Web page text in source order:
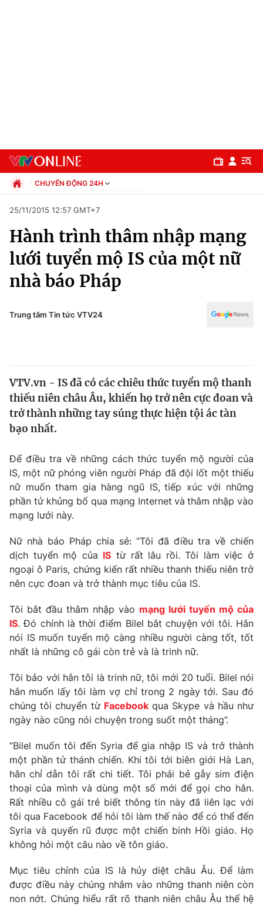
Chuyên mục
Chính trị
Thế giới
Tin tức
Thế giới đó đây
Câu chuyện quốc tế
Kinh tế
Tài chính
Thị trường
Góc doanh nghiệp
Dữ liệu và đời sống
Truyền hình
Hậu trường
Nhân vật
Giải sao mai
Giải trí
Điện ảnh
Âm nhạc
Sao
Đời sống
Làm đẹp
Chất lượng cuộc sống
Giáo dục
Tuyển sinh
Học trực tuyến
Công nghệ
Sản phẩm
Thị trường
Giao lưu trực tuyến
Lịch phát sóng
Chuyên mục khác
Emagazine Podcast
Photo Infographic
Video Shorts video
VTV Money VTV Thể thao
CHUYỂN ĐỘNG 24H
Xã hội
Pháp luật
Thể thao
Truyền hình
25/11/2015 12:57 GMT+7
Hành trình thâm nhập mạng
lưới tuyển mộ IS của một nữ
nhà báo Pháp
Trung tâm Tin tức VTV24
VTV.vn - IS đã có các chiêu thức tuyển mộ thanh
thiếu niên châu Âu, khiến họ trở nên cực đoan và
trở thành những tay súng thực hiện tội ác tàn
bạo nhất.
Để điều tra về những cách thức tuyển mộ người của
IS, một nữ phóng viên người Pháp đã đội lốt một thiếu
nữ muốn tham gia hàng ngũ IS, tiếp xúc với những
phần tử khủng bố qua mạng Internet và thâm nhập vào
mạng lưới này.
Nữ nhà báo Pháp chia sẻ: “Tôi đã điều tra về chiến
dịch tuyển mộ của IS từ rất lâu rồi. Tôi làm việc ở
ngoại ô Paris, chứng kiến rất nhiều thanh thiếu niên trở
nên cực đoan và trở thành mục tiêu của IS.
Tôi bắt đầu thâm nhập vào mạng lưới tuyển mộ của
IS. Đó chính là thời điểm Bilel bắt chuyện với tôi. Hắn
nói IS muốn tuyển mộ càng nhiều người càng tốt, tốt
nhất là những cô gái còn trẻ và là trinh nữ.
Tôi bảo với hắn tôi là trinh nữ, tôi mới 20 tuổi. Bilel nói
hắn muốn lấy tôi làm vợ chỉ trong 2 ngày tới. Sau đó
chúng tôi chuyển từ Facebookqua Skype và hầu như
ngày nào cũng nói chuyện trong suốt một tháng”.
“Bilel muốn tôi đến Syria để gia nhập IS và trở thành
một phần tử thánh chiến. Khi tôi tới biên giới Hà Lan,
hắn chỉ dẫn tôi rất chi tiết. Tôi phải bẻ gẫy sim điện
thoại của mình và dùng một số mới để gọi cho hắn.
Rất nhiều cô gái trẻ biết thông tin này đã liên lạc với
tôi qua Facebook để hỏi tôi làm thế nào để có thể đến
Syria và quyến rũ được một chiến binh Hồi giáo. Họ
không hỏi một câu nào về tôn giáo.
Mục tiêu chính của IS là hủy diệt châu Âu. Để làm
được điều này chúng nhắm vào những thanh niên còn
non nớt. Chúng hiểu rất rõ thanh niên châu Âu thế hệ